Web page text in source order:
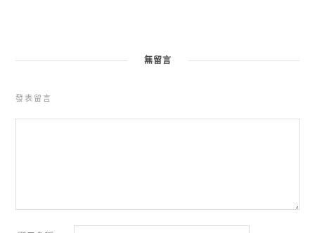
無留言
發表留言